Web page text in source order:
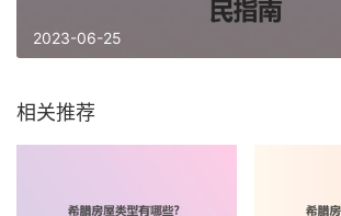
2023-06-25
相关推荐